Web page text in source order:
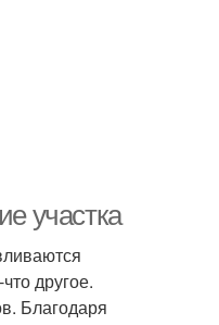
участка
другое.
Благодаря